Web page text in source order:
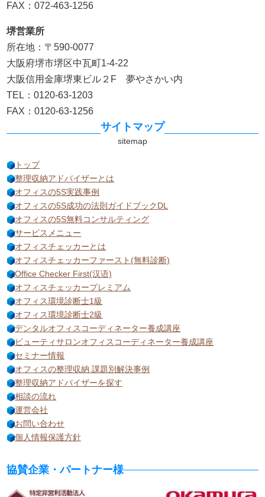
FAX：072-463-1256
堺営業所
所在地：〒590-0077
大阪府堺市堺区中瓦町1-4-22
大阪信用金庫堺東ビル２F 夢やさかい内
TEL：0120-63-1203
FAX：0120-63-1256
サイトマップ
トップ
整理収納アドバイザーとは
オフィスの5S実践事例
オフィスの5S成功の法則ガイドブックDL
オフィスの5S無料コンサルティング
サービスメニュー
オフィスチェッカーとは
オフィスチェッカーファースト(無料診断)
Office Checker First(汉语)
オフィスチェッカープレミアム
オフィス環境診断士1級
オフィス環境診断士2級
デンタルオフィスコーディネーター養成講座
ビューティサロンオフィスコーディネーター養成講座
セミナー情報
オフィスの整理収納 課題別解決事例
整理収納アドバイザーを探す
相談の流れ
運営会社
お問い合わせ
個人情報保護方針
協賛企業・パートナー様